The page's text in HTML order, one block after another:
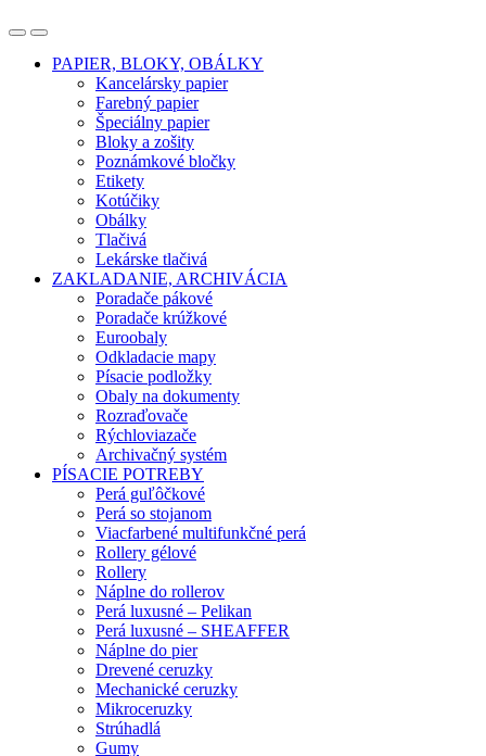
OpenClose
PAPIER, BLOKY, OBÁLKY
Kancelársky papier
Farebný papier
Špeciálny papier
Bloky a zošity
Poznámkové bločky
Etikety
Kotúčiky
Obálky
Tlačivá
Lekárske tlačivá
ZAKLADANIE, ARCHIVÁCIA
Poradače pákové
Poradače krúžkové
Euroobaly
Odkladacie mapy
Písacie podložky
Obaly na dokumenty
Rozraďovače
Rýchloviazače
Archivačný systém
PÍSACIE POTREBY
Perá guľôčkové
Perá so stojanom
Viacfarbené multifunkčné perá
Rollery gélové
Rollery
Náplne do rollerov
Perá luxusné – Pelikan
Perá luxusné – SHEAFFER
Náplne do pier
Drevené ceruzky
Mechanické ceruzky
Mikroceruzky
Strúhadlá
Gumy